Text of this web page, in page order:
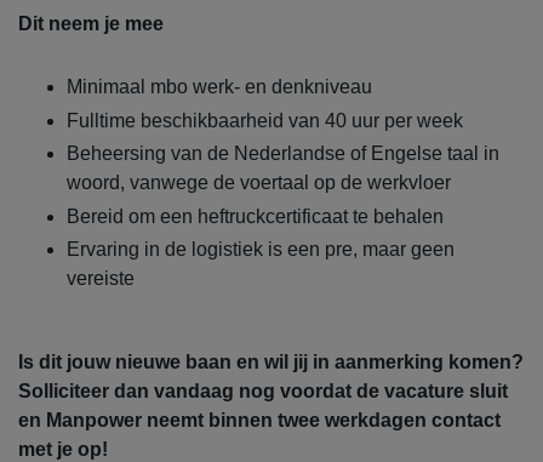
Dit neem je mee
Minimaal mbo werk- en denkniveau
Fulltime beschikbaarheid van 40 uur per week
Beheersing van de Nederlandse of Engelse taal in
woord, vanwege de voertaal op de werkvloer
Bereid om een heftruckcertificaat te behalen
Ervaring in de logistiek is een pre, maar geen
vereiste
Is dit jouw nieuwe baan en wil jij in aanmerking komen?
Solliciteer dan vandaag nog voordat de vacature sluit
en Manpower neemt binnen twee werkdagen contact
met je op!